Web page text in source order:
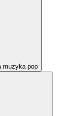
muzyka pop